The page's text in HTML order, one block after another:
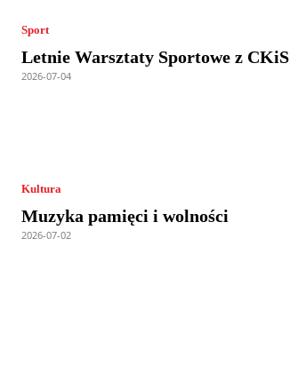
Sport
Letnie Warsztaty Sportowe z CKiS
2026-07-04
Kultura
Muzyka pamięci i wolności
2026-07-02